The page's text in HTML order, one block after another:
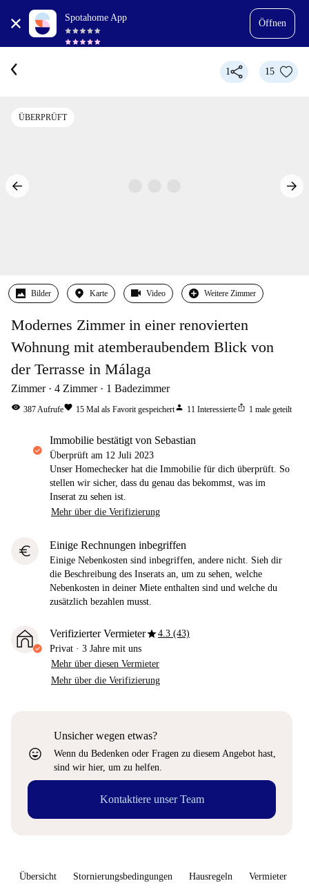
Spotahome App
Öffnen
1 15
ÜBERPRÜFT
Bilder Karte Video Weitere Zimmer
Modernes Zimmer in einer renovierten
Wohnung mit atemberaubendem Blick von
der Terrasse in Málaga
Zimmer 4 Zimmer 1 Badezimmer
visibility 387Aufrufefavorite 15 Mal als Favorit gespeichertperson 11 Interessierteios_share 1 male geteilt
Immobilie bestätigt von Sebastian
Überprüft am 12 Juli 2023
Unser Homechecker hat die Immobilie für dich überprüft. So
stellen wir sicher, dass du genau das bekommst, was im
Inserat zu sehen ist.
Mehr über die Verifizierung
euro Einige Rechnungen inbegriffen
Einige Nebenkosten sind inbegriffen, andere nicht. Sieh dir
die Beschreibung des Inserats an, um zu sehen, welche
Nebenkosten in deiner Miete enthalten sind und welche du
zusätzlich bezahlen musst.
Verifizierter Vermieterstar4.3 (43)
Privat · 3 Jahre mit uns
Mehr über diesen Vermieter
Mehr über die Verifizierung
sentiment_very_satisfied
Unsicher wegen etwas?
Wenn du Bedenken oder Fragen zu diesem Angebot hast,
sind wir hier, um zu helfen.
Kontaktiere unser Team
Übersicht Stornierungsbedingungen Hausregeln Vermieter